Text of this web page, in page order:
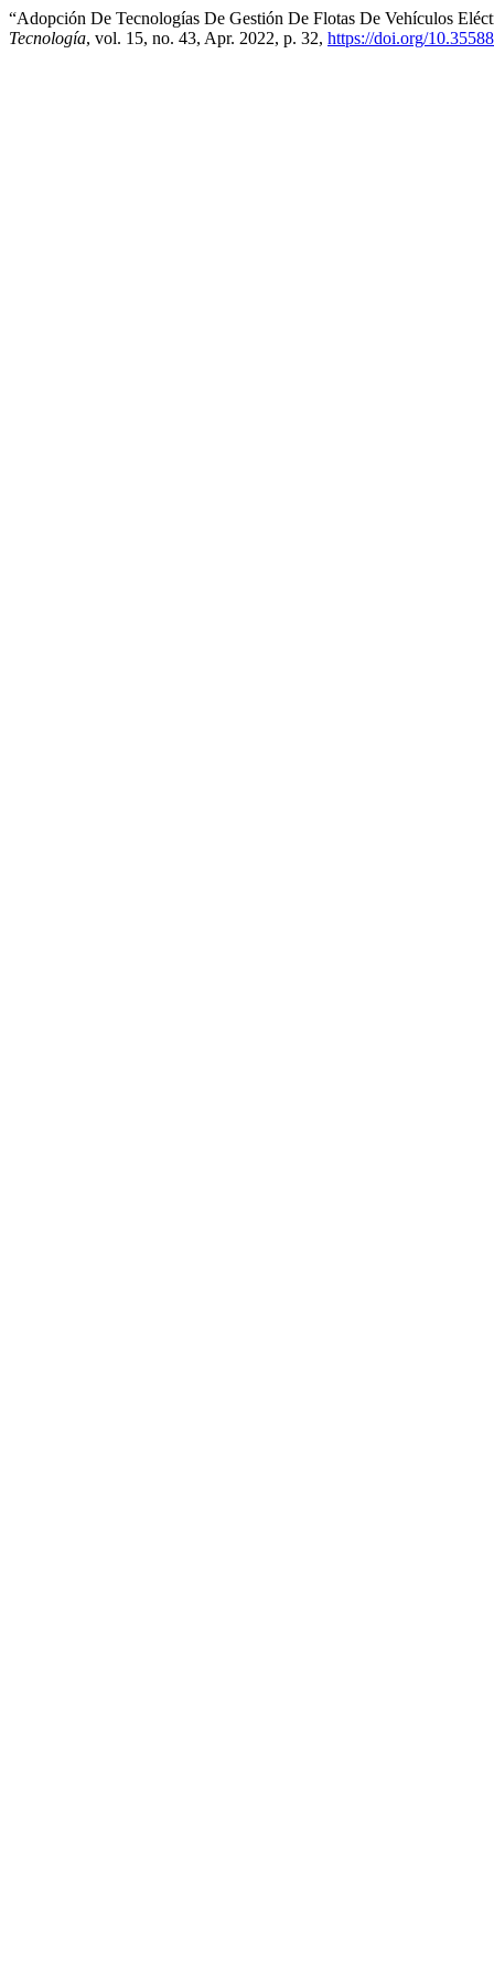
“Adopción De Tecnologías De Gestión De Flotas De Vehículos
Tecnología, vol. 15, no. 43, Apr. 2022, p. 32, https://doi.org/